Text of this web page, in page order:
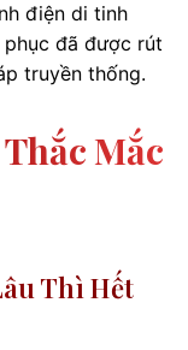
điện di tinh
đã được rút
truyền thống.
Mắc
Thì Hết